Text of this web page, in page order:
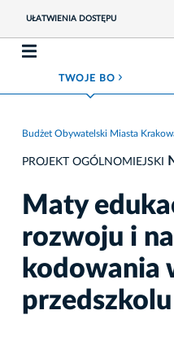
UŁATWIENIA DOSTĘPU
TWOJE BO ROZWIŃ MENU
Budżet Obywatelski Miasta
PROJEKT OGÓLNOMIEJSKI
Maty
rozwoju i
kodowania
przedszkolu